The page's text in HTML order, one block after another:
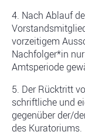
4. Nach Ablauf
vorzeitigem
Nachfolger*in
Amtsperiode
5. Der Rücktritt
schriftliche und
gegenüber der/
des Kuratoriums.